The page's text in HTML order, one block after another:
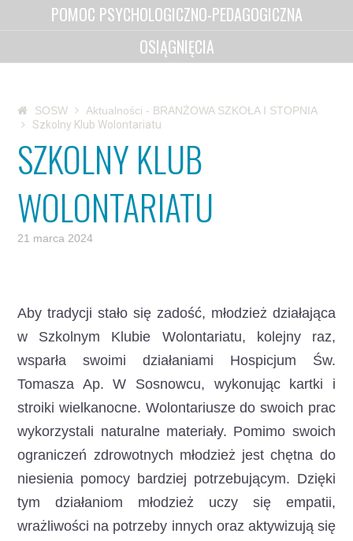
POMOC PSYCHOLOGICZNO-PEDAGOGICZNA
OSIĄGNIĘCIA
SOSW
Aktualności - BRANŻOWA SZKOŁA I STOPNIA
Szkolny Klub Wolontariatu
SZKOLNY KLUB
WOLONTARIATU
21 marca 2024
Aby tradycji stało się zadość, młodzież działająca
w Szkolnym Klubie Wolontariatu, kolejny raz,
wsparła swoimi działaniami Hospicjum Św.
Tomasza Ap. W Sosnowcu, wykonując kartki i
stroiki wielkanocne. Wolontariusze do swoich prac
wykorzystali naturalne materiały. Pomimo swoich
ograniczeń zdrowotnych młodzież jest chętna do
niesienia pomocy bardziej potrzebującym. Dzięki
tym działaniom młodzież uczy się empatii,
wrażliwości na potrzeby innych oraz aktywizują się